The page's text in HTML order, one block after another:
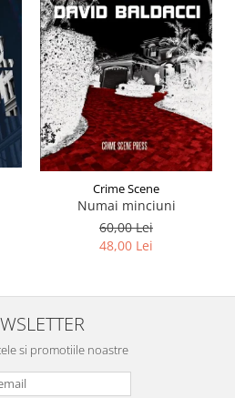
Crime Scene
Numai minciuni
60,00 Lei
48,00 Lei
si promotiile noastre